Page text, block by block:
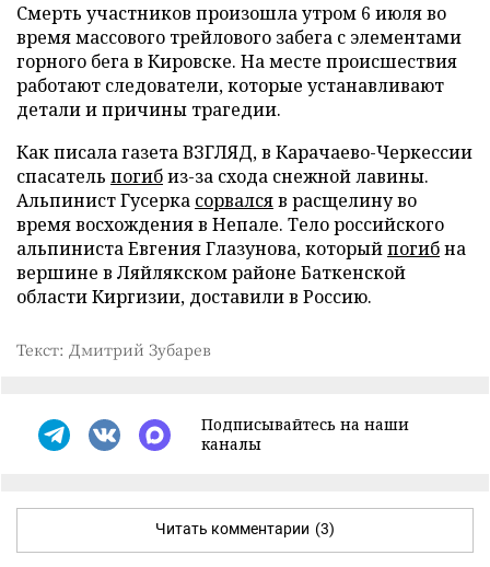
Смерть участников произошла утром 6 июля во
время массового трейлового забега с элементами
горного бега в Кировске. На месте происшествия
работают следователи, которые устанавливают
детали и причины трагедии.
Как писала газета ВЗГЛЯД, в Карачаево-Черкессии
спасатель погибиз-за схода снежной лавины.
Альпинист Гусерка сорвалсяв расщелину во
время восхождения в Непале. Тело российского
альпиниста Евгения Глазунова, которыйпогибна
вершине в Ляйлякском районе Баткенской
области Киргизии, доставили в Россию.
Текст: Дмитрий Зубарев
Подписывайтесь на наши
каналы
Читать комментарии (3)